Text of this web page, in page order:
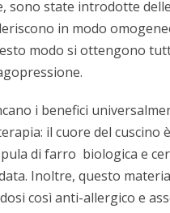
sono state introdotte
in modo
modo si ottengono
i benefici
il cuore del cuscino
di farro biologica e
Inoltre, questo
così anti-allergico e